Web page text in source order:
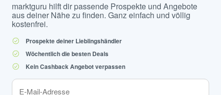
marktguru hilft dir passende Prospekte und Angebote
aus deiner Nähe zu finden. Ganz einfach und völlig
kostenfrei.
Prospekte deiner Lieblingshändler
Wöchentlich die besten Deals
Kein Cashback Angebot verpassen